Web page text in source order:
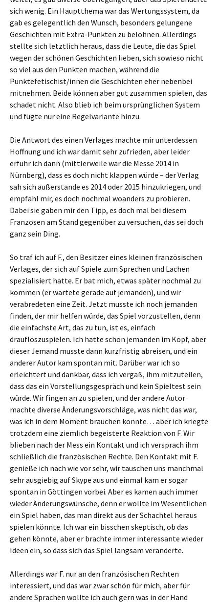
sich wenig. Ein Hauptthema war das Wertungssystem, da
gab es gelegentlich den Wunsch, besonders gelungene
Geschichten mit Extra-Punkten zu belohnen. Allerdings
stellte sich letztlich heraus, dass die Leute, die das Spiel
wegen der schönen Geschichten lieben, sich sowieso nicht
so viel aus den Punkten machen, während die
Punktefetischist/innen die Geschichten eher nebenbei
mitnehmen. Beide können aber gut zusammen spielen, das
schadet nicht. Also blieb ich beim ursprünglichen System
und fügte nur eine Regelvariante hinzu.
Die Antwort des einen Verlages machte mir unterdessen
Hoffnung und ich war damit sehr zufrieden, aber leider
erfuhr ich dann (mittlerweile war die Messe 2014 in
Nürnberg), dass es doch nicht klappen würde – der Verlag
sah sich außerstande es 2014 oder 2015 hinzukriegen, und
empfahl mir, es doch nochmal woanders zu probieren.
Dabei sie gaben mir den Tipp, es doch mal bei diesem
Franzosen am Stand gegenüber zu versuchen, das sei doch
ganz sein Ding.
So traf ich auf F., den Besitzer eines kleinen französischen
Verlages, der sich auf Spiele zum Sprechen und Lachen
spezialisiert hatte. Er bat mich, etwas später nochmal zu
kommen (er wartete gerade auf jemanden), und wir
verabredeten eine Zeit. Jetzt musste ich noch jemanden
finden, der mir helfen würde, das Spiel vorzustellen, denn
die einfachste Art, das zu tun, ist es, einfach
draufloszuspielen. Ich hatte schon jemanden im Kopf, aber
dieser Jemand musste dann kurzfristig abreisen, und ein
anderer Autor kam spontan mit. Darüber war ich so
erleichtert und dankbar, dass ich vergaß, ihm mitzuteilen,
dass das ein Vorstellungsgespräch und kein Spieltest sein
würde. Wir fingen an zu spielen, und der andere Autor
machte diverse Änderungsvorschläge, was nicht das war,
was ich in dem Moment brauchen konnte… aber ich kriegte
trotzdem eine ziemlich begeisterte Reaktion von F. Wir
blieben nach der Mess ein Kontakt und ich versprach ihm
schließlich die französischen Rechte. Den Kontakt mit F.
genieße ich nach wie vor sehr, wir tauschen uns manchmal
sehr ausgiebig auf Skype aus und einmal kam er sogar
spontan in Göttingen vorbei. Aber es kamen auch immer
wieder Änderungswünsche, denn er wollte im Wesentlichen
ein Spiel haben, das man direkt aus der Schachtel heraus
spielen könnte. Ich war ein bisschen skeptisch, ob das
gehen könnte, aber er brachte immer interessante wieder
Ideen ein, so dass sich das Spiel langsam veränderte.
Allerdings war F. nur an den französischen Rechten
interessiert, und das war zwar schön für mich, aber für
andere Sprachen wollte ich auch gern was in der Hand